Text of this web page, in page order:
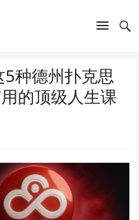
种德州扑克思
的顶级人生课